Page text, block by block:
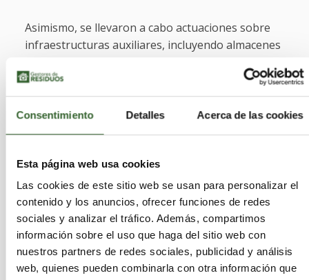
Consentimiento Detalles Acerca de las cookies
Esta página web usa cookies
Las cookies de este sitio web se usan para personalizar el
contenido y los anuncios, ofrecer funciones de redes
sociales y analizar el tráfico. Además, compartimos
información sobre el uso que haga del sitio web con
nuestros partners de redes sociales, publicidad y análisis
web, quienes pueden combinarla con otra información que
Asimismo, se llevaron a cabo actuaciones sobre
infraestructuras auxiliares, incluyendo almacenes
edificios administrativos.
El objetivo final del proyecto es la liberación
radiológica del emplazamiento (≈12 ha),
asegurando su aptitud para usos futuros sin
restricciones. Para ello, se ha aplicado un plan de
restauración basado en: